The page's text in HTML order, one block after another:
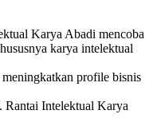
Karya Abadi mencoba
karya intelektual
profile bisnis
Rantai Intelektual Karya